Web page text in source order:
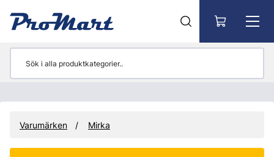
Varumärken Mirka